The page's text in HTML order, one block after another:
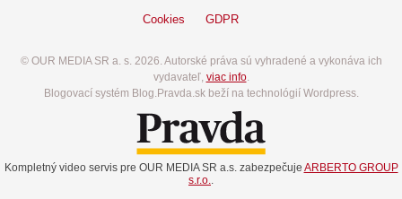
Cookies GDPR
© OUR MEDIA SR a. s. 2026. Autorské práva sú vyhradené a vykonáva ich
vydavateľ, viac info.
Blogovací systém Blog.Pravda.sk beží na technológií Wordpress.
Kompletný video servis pre OUR MEDIA SR a.s. zabezpečuje ARBERTO GROUP
s.r.o.